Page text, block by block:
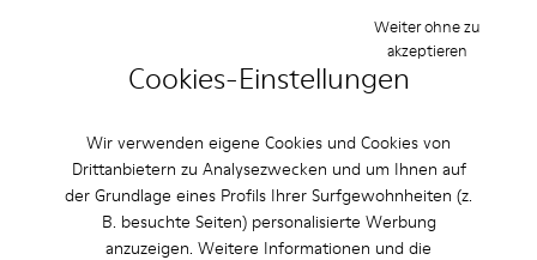
Cookies-Einstellungen
Wir verwenden eigene Cookies und Cookies von
Drittanbietern zu Analysezwecken und um Ihnen auf
der Grundlage eines Profils Ihrer Surfgewohnheiten (z.
B. besuchte Seiten) personalisierte Werbung
anzuzeigen. Weitere Informationen und die
Weiter ohne zu
akzeptieren
Hinzufügen